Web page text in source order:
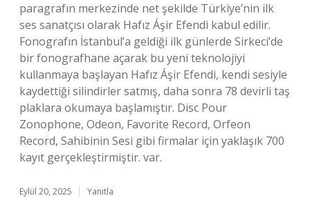
paragrafın merkezinde net şekilde Türkiye’nin ilk
ses sanatçısı olarak Hafız Áşir Efendi kabul edilir.
Fonografın İstanbul’a geldiği ilk günlerde Sirkeci’de
bir fonografhane açarak bu yeni teknolojiyi
kullanmaya başlayan Hafız Áşir Efendi, kendi sesiyle
kaydettiği silindirler satmış, daha sonra 78 devirli taş
plaklara okumaya başlamıştır. Disc Pour
Zonophone, Odeon, Favorite Record, Orfeon
Record, Sahibinin Sesi gibi firmalar için yaklaşık 700
kayıt gerçekleştirmiştir. var.
Eylül 20, 2025 Yanıtla